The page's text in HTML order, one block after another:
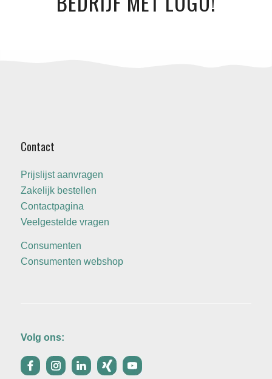
Contact
Prijslijst aanvragen
Zakelijk bestellen
Contactpagina
Veelgestelde vragen
Consumenten
Consumenten webshop
Volg ons: